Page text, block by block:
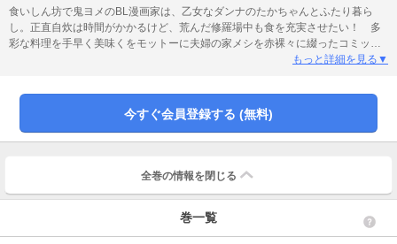
食いしん坊で鬼ヨメのBL漫画家は、乙女なダンナのたかちゃんとふたり暮ら
し。正直自炊は時間がかかるけど、荒んだ修羅場中も食を充実させたい！ 多
彩な料理を手早く美味くをモットーに夫婦の家メシを赤裸々に綴ったコミック
もっと詳細を見る▼
今すぐ会員登録する (無料)
全巻の情報を 閉じる
巻一覧